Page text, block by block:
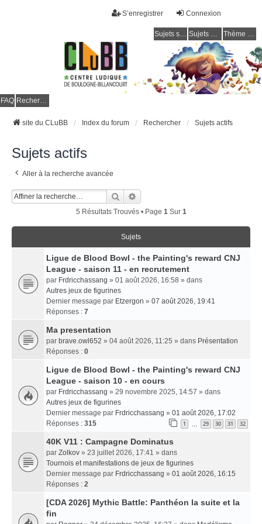
Connexion
S’enregistrer
Sujets sans réponse Sujets actifs Thème clair / foncé
FAQ Rechercher
site du CLuBB Index du forum Rechercher Sujets actifs
Sujets actifs
Aller à la recherche avancée
Rechercher
5 Résultats Trouvés • Page 1Sur 1
Sujets
Ligue de Blood Bowl - the Painting's reward CNJ
League - saison 11 - en recrutement
par Frdricchassang » 01 août 2026, 16:58 » dans
Autres jeux de figurines
Dernier message par Etzergon » 07 août 2026, 19:41
Réponses : 7
Ma presentation
par brave.owl652 » 04 août 2026, 11:25 » dans Présentation
Réponses : 0
Ligue de Blood Bowl - the Painting's reward CNJ
League - saison 10 - en cours
par Frdricchassang » 29 novembre 2025, 14:57 » dans
Autres jeux de figurines
Dernier message par Frdricchassang » 01 août 2026, 17:02
Réponses : 315 1 29 30 31 32
40K V11 : Campagne Dominatus
par Zolkov » 23 juillet 2026, 17:41 » dans
Tournois et manifestations de jeux de figurines
Dernier message par Frdricchassang » 01 août 2026, 16:15
Réponses : 2
[CDA 2026] Mythic Battle: Panthéon la suite et la
fin